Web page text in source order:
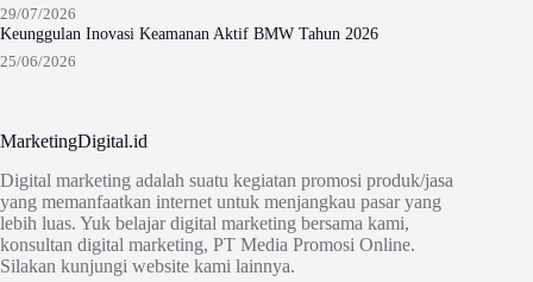
29/07/2026
Keunggulan Inovasi Keamanan Aktif BMW Tahun 2026
25/06/2026
MarketingDigital.id
Digital marketing adalah suatu kegiatan promosi produk/jasa
yang memanfaatkan internet untuk menjangkau pasar yang
lebih luas. Yuk belajar digital marketing bersama kami,
konsultan digital marketing, PT Media Promosi Online.
Silakan kunjungi website kami lainnya.